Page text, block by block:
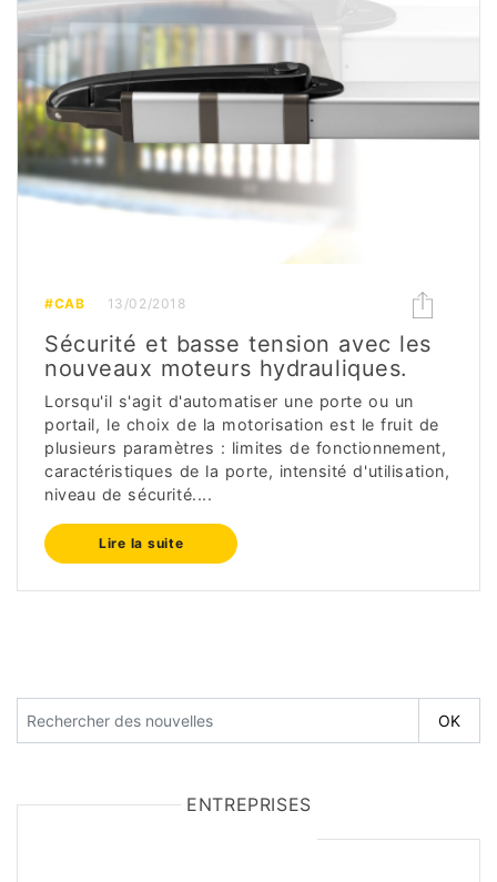
#CAB 13/02/2018
Sécurité et basse tension avec les
nouveaux moteurs hydrauliques.
Lorsqu'il s'agit d'automatiser une porte ou un
portail, le choix de la motorisation est le fruit de
plusieurs paramètres : limites de fonctionnement,
caractéristiques de la porte, intensité d'utilisation,
niveau de sécurité....
Lire la suite
ENTREPRISES